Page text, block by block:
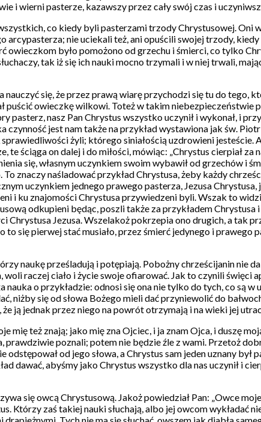
i wierni pasterze, kazawszy przez cały swój czas i
co kiedy byli pasterzami trzody Chrystusowej. Oni
nie uciekali też, ani opuścili swojej trzody,
było pomożono od grzechu i śmierci, co tylko
tak iż się ich nauki mocno trzymali i w niej trwali,
się, że przez prawą wiarę przychodzi się tu do tego,
puścić owieczkę wilkowi. Toteż w takim niebezpieczeństwie
nasz Pan Chrystus wszystko uczynił i wykonał, i
jest nam także na przykład wystawiona jak św.
żyli; którego siniałością uzdrowieni
ściąga on dalej i do miłości, mówiąc: „Chrystus cierpiał za
się, własnym uczynkiem swoim wybawił od grzechów i
znaczy naśladować przykład Chrystusa, żeby każdy
uczynkiem jednego prawego pasterza, Jezusa
i ku znajomości Chrystusa przywiedzeni byli. Wszak to
odkupieni będąc, poszli także za przykładem
Jezusa. Wszelakoż pokrzepia ono drugich, a tak
się pierwej stać musiało, przez śmierć jedynego i prawego
naukę prześladują i potępiają. Pobożny chrześcijanin nie
raczej ciało i życie swoje ofiarować. Jak to czynili święci
o przykładzie: odnosi się ona nie tylko do tych, co są
niżby się od słowa Bożego mieli dać przyniewolić do
ją jednak przez niego na powrót otrzymają i na wieki jej
mię też znają; jako mię zna Ojciec, i ja znam Ojca, i duszę
poznali; potem nie będzie źle z wami. Przetoż
od jego słowa, a Chrystus sam jeden uznany był
dawać, abyśmy jako Chrystus wszystko dla nas uczynił i
się owcą Chrystusową. Jakoż powiedział Pan: „Owce
Którzy zaś takiej nauki słuchają, albo jej owcom wykładać